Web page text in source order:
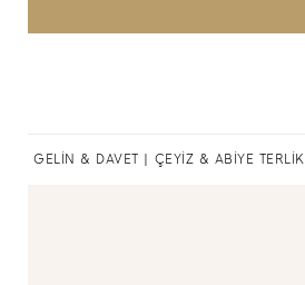
GELİN & DAVET ÇEYİZ & ABİYE TERLİK